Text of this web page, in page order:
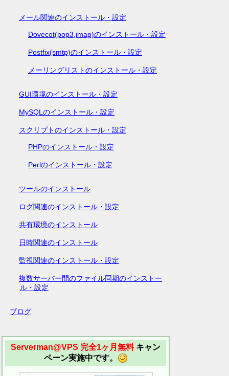
メール関連のインストール・設定
Dovecot(pop3,imap)のインストール・設定
Postfix(smtp)のインストール・設定
メーリングリストのインストール・設定
GUI環境のインストール・設定
MySQLのインストール・設定
スクリプトのインストール・設定
PHPのインストール・設定
Perlのインストール・設定
ツールのインストール
ログ関連のインストール・設定
共有環境のインストール
日時関連のインストール
監視関連のインストール・設定
複数サーバー間のファイル同期のインストー
ル・設定
ブログ
Serverman@VPS 完全1ヶ月無料キャン
ペーン実施中です。